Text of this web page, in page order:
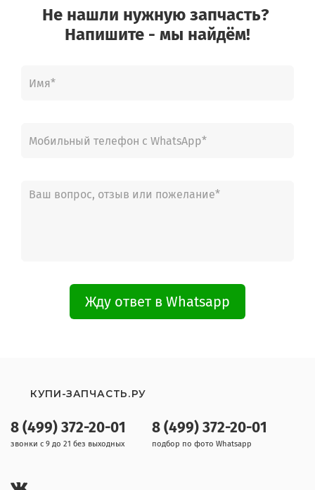
Не нашли нужную запчасть?
Напишите - мы найдём!
Жду ответ в Whatsapp
8 (499) 372-20-01
звонки с 9 до 21 без выходных
8 (499) 372-20-01
подбор по фото Whatsapp
КУПИ-ЗАПЧАСТЬ.РУ